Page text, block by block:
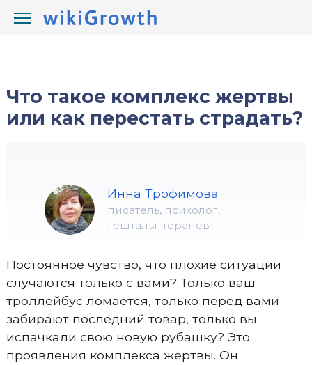
wikiGrowth.com / Психология
Что такое комплекс жертвы
или как перестать страдать?
Инна Трофимова
писатель, психолог,
гештальт-терапевт
Постоянное чувство, что плохие ситуации
случаются только с вами? Только ваш
троллейбус ломается, только перед вами
забирают последний товар, только вы
испачкали свою новую рубашку? Это
проявления комплекса жертвы. Он